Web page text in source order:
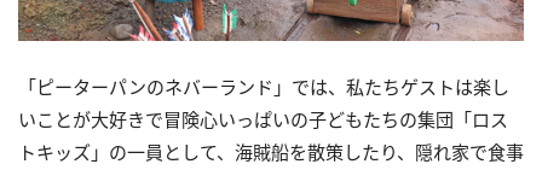
「ピーターパンのネバーランド」では、私たちゲストは楽し
いことが大好きで冒険心いっぱいの子どもたちの集団「ロス
トキッズ」の一員として、海賊船を散策したり、隠れ家で食事